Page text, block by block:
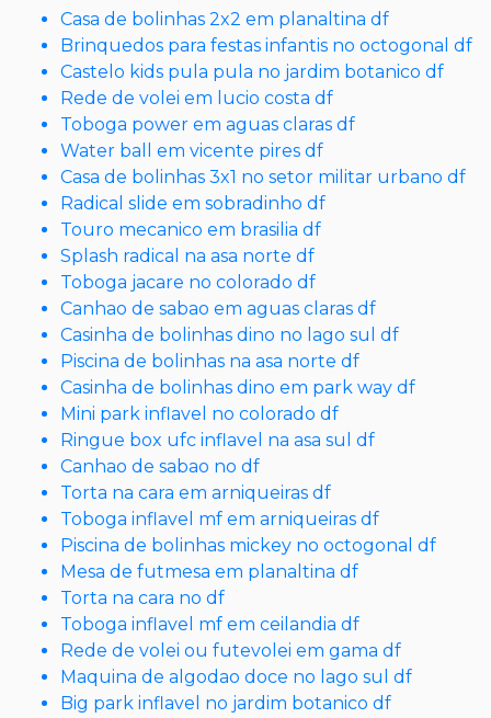
Casa de bolinhas 2x2 em planaltina df
Brinquedos para festas infantis no octogonal df
Castelo kids pula pula no jardim botanico df
Rede de volei em lucio costa df
Toboga power em aguas claras df
Water ball em vicente pires df
Casa de bolinhas 3x1 no setor militar urbano df
Radical slide em sobradinho df
Touro mecanico em brasilia df
Splash radical na asa norte df
Toboga jacare no colorado df
Canhao de sabao em aguas claras df
Casinha de bolinhas dino no lago sul df
Piscina de bolinhas na asa norte df
Casinha de bolinhas dino em park way df
Mini park inflavel no colorado df
Ringue box ufc inflavel na asa sul df
Canhao de sabao no df
Torta na cara em arniqueiras df
Toboga inflavel mf em arniqueiras df
Piscina de bolinhas mickey no octogonal df
Mesa de futmesa em planaltina df
Torta na cara no df
Toboga inflavel mf em ceilandia df
Rede de volei ou futevolei em gama df
Maquina de algodao doce no lago sul df
Big park inflavel no jardim botanico df